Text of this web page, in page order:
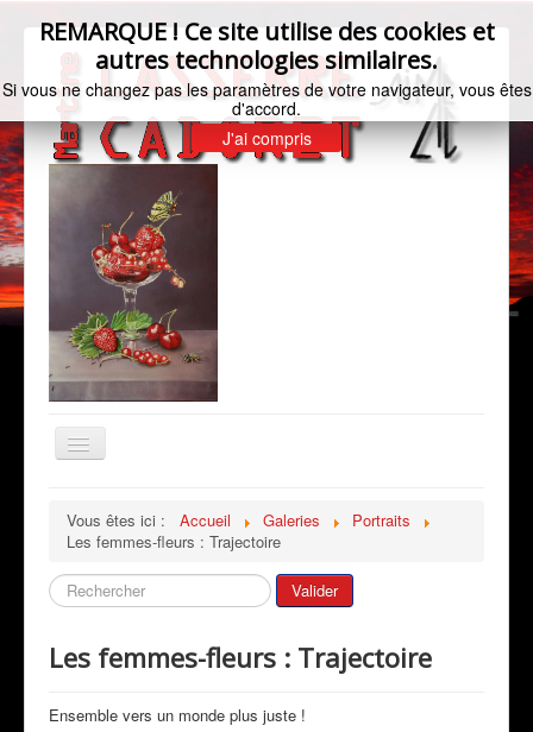
Basculer
la
Bio de l'artiste
Galeries
Expositions
Revue de Presse
Vous êtes ici : Accueil Galeries
Portraits
Les femmes-fleurs : Trajectoire
REMARQUE ! Ce site utilise des cookies et
autres technologies similaires.
Si vous ne changez pas les paramètres de votre navigateur, vous êtes
d'accord.
J'ai compris
Rechercher Valider
Les femmes-fleurs : Trajectoire
Ensemble vers un monde plus juste !